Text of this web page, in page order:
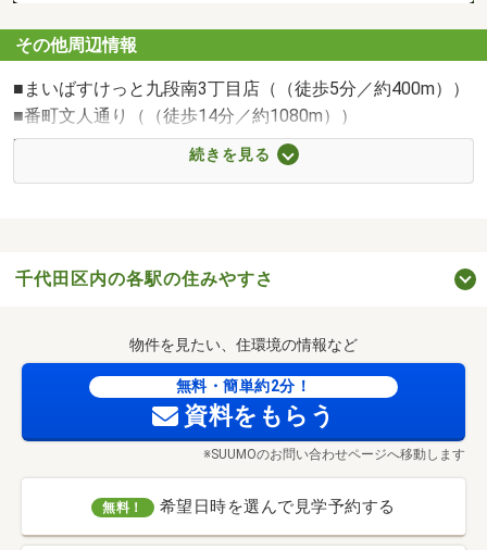
北の丸公園（徒歩16分／約1200m）
その他周辺情報
■まいばすけっと九段南3丁目店（（徒歩5分／約400m））
■番町文人通り（（徒歩14分／約1080m））
■千鳥ヶ淵（（徒歩5分／約400m））
■北の丸公園（（徒歩10分／約800m））
続きを見る
千代田区内の各駅の住みやすさ
物件を見たい、住環境の情報など
無料・簡単約2分！
資料をもらう
※SUUMOのお問い合わせページへ移動します
無料！ 希望日時を選んで見学予約する